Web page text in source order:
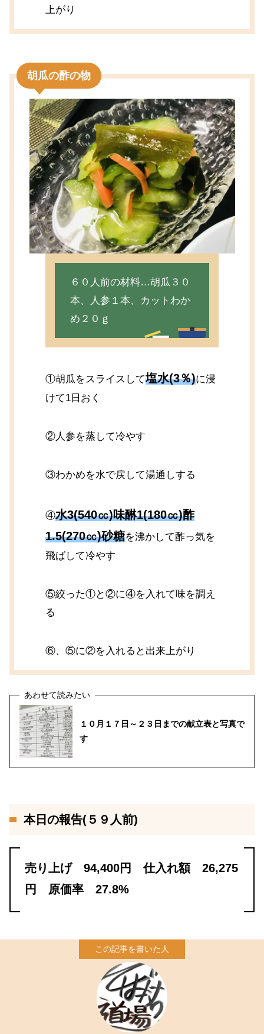
上がり
胡瓜の酢の物
６０人前の材料…胡瓜３０
本、人参１本、カットわか
め２０ｇ
①胡瓜をスライスして塩水(3％)に浸
けて1日おく
②人参を蒸して冷やす
③わかめを水で戻して湯通しする
④水3(540㏄)味醂1(180㏄)酢
1.5(270㏄)砂糖を沸かして酢っ気を
飛ばして冷やす
⑤絞った①と②に④を入れて味を調え
る
⑥、⑤に②を入れると出来上がり
１０月１７日～２３日までの献立表と写真で
す
本日の報告(５９人前)
売り上げ 94,400円 仕入れ額 26,275
円 原価率 27.8%